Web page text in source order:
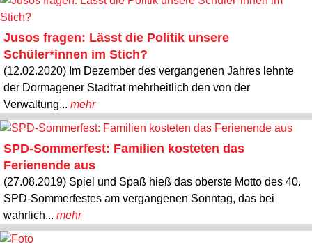
Jusos fragen: Lässt die Politik unsere
Schüler*innen im Stich?
(12.02.2020) Im Dezember des vergangenen Jahres lehnte
der Dormagener Stadtrat mehrheitlich den von der
Verwaltung... mehr
SPD-Sommerfest: Familien kosteten das
Ferienende aus
(27.08.2019) Spiel und Spaß hieß das oberste Motto des 40.
SPD-Sommerfestes am vergangenen Sonntag, das bei
wahrlich... mehr